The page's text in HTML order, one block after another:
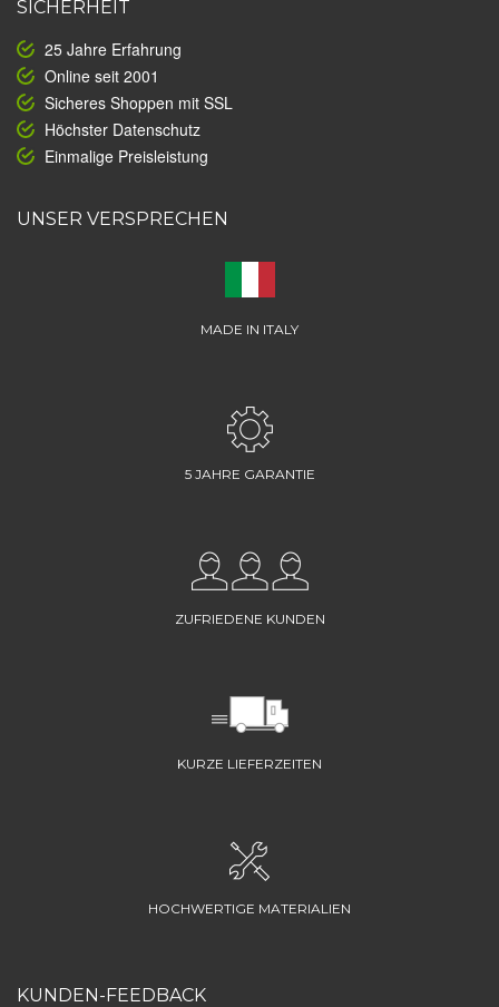
SICHERHEIT
25 Jahre Erfahrung
Online seit 2001
Sicheres Shoppen mit SSL
Höchster Datenschutz
Einmalige Preisleistung
UNSER VERSPRECHEN
MADE IN ITALY
5 JAHRE GARANTIE
ZUFRIEDENE KUNDEN
KURZE LIEFERZEITEN
HOCHWERTIGE MATERIALIEN
KUNDEN-FEEDBACK